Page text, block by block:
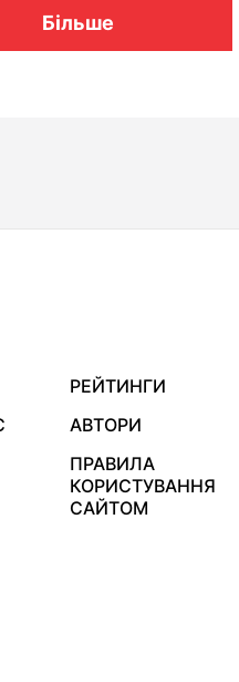
Більше
РЕЙТИНГИ
АВТОРИ
ПРАВИЛА
КОРИСТУВАННЯ
САЙТОМ